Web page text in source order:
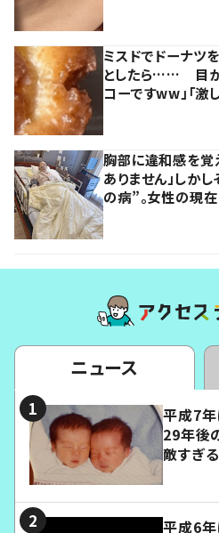
ミスドでドーナツ
としたら…… 目か
コーですww」「激
胸部に違和感を覚
ありません」しか
の病”。女性の現
ニュース
平成7
29年後
敵すぎる
平成6